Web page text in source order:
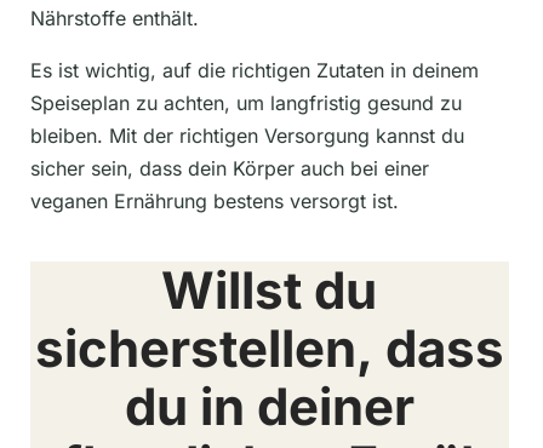
Nährstoffe enthält.
Es ist wichtig, auf die richtigen Zutaten in deinem
Speiseplan zu achten, um langfristig gesund zu
bleiben. Mit der richtigen Versorgung kannst du
sicher sein, dass dein Körper auch bei einer
veganen Ernährung bestens versorgt ist.
Willst du
sicherstellen, dass
du in deiner